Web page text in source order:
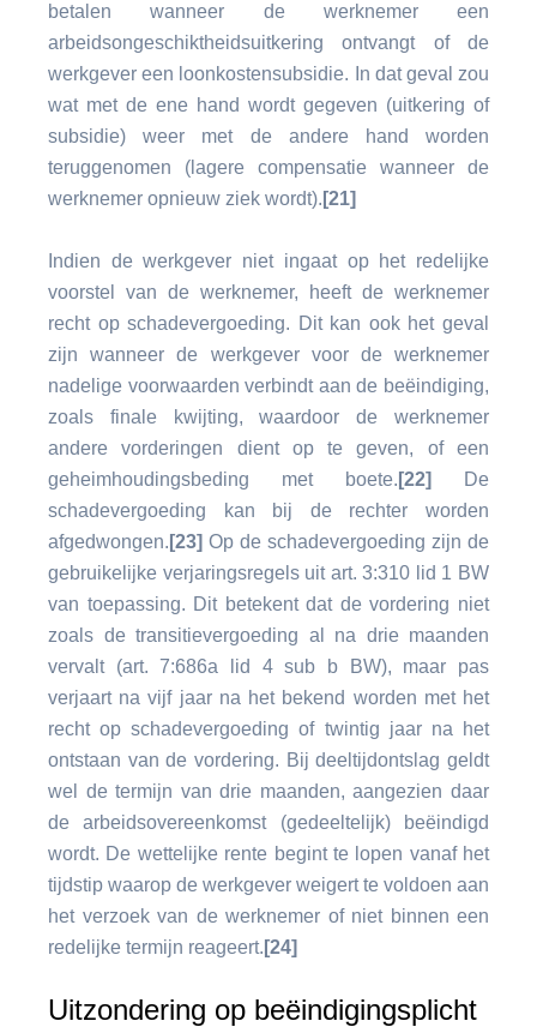
betalen wanneer de werknemer een
arbeidsongeschiktheidsuitkering ontvangt of de
werkgever een loonkostensubsidie. In dat geval zou
wat met de ene hand wordt gegeven (uitkering of
subsidie) weer met de andere hand worden
teruggenomen (lagere compensatie wanneer de
werknemer opnieuw ziek wordt). [21]
Indien de werkgever niet ingaat op het redelijke
voorstel van de werknemer, heeft de werknemer
recht op schadevergoeding. Dit kan ook het geval
zijn wanneer de werkgever voor de werknemer
nadelige voorwaarden verbindt aan de beëindiging,
zoals finale kwijting, waardoor de werknemer
andere vorderingen dient op te geven, of een
geheimhoudingsbeding met boete. [22]
De
schadevergoeding kan bij de rechter worden
afgedwongen. [23] Op de schadevergoeding zijn de
gebruikelijke verjaringsregels uit art. 3:310 lid 1 BW
van toepassing. Dit betekent dat de vordering niet
zoals de transitievergoeding al na drie maanden
vervalt (art. 7:686a lid 4 sub b BW), maar pas
verjaart na vijf jaar na het bekend worden met het
recht op schadevergoeding of twintig jaar na het
ontstaan van de vordering. Bij deeltijdontslag geldt
wel de termijn van drie maanden, aangezien daar
de arbeidsovereenkomst (gedeeltelijk) beëindigd
wordt. De wettelijke rente begint te lopen vanaf het
tijdstip waarop de werkgever weigert te voldoen aan
het verzoek van de werknemer of niet binnen een
redelijke termijn reageert. [24]
Uitzondering op beëindigingsplicht